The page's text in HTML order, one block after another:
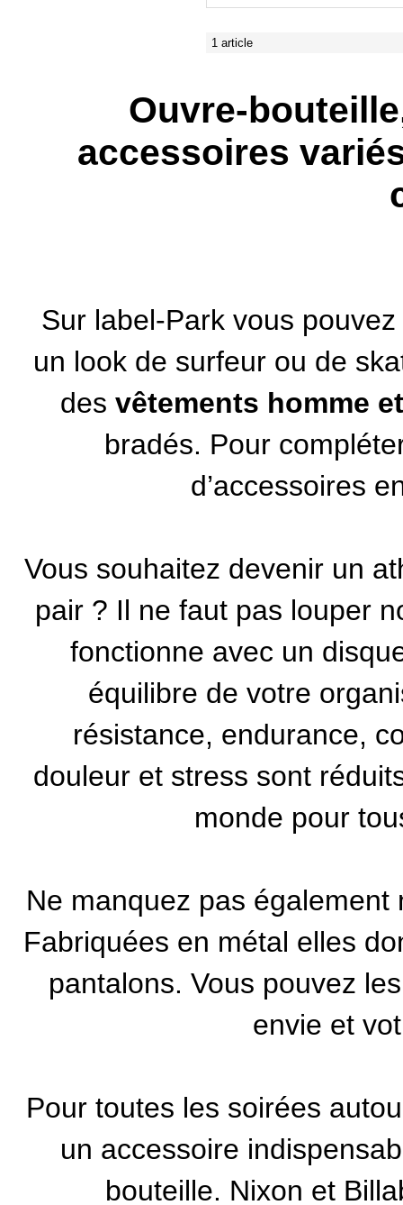
1 article
Ouvre-
accessoires
Sur label-Park vous
un look de surfeur ou de
des vêtements homme
bradés. Pour
d’accessoires
Vous souhaitez devenir un
pair ? Il ne faut pas louper
fonctionne avec un
équilibre de votre
résistance, endurance,
douleur et stress sont
monde pour
Ne manquez pas
Fabriquées en métal elles
pantalons. Vous pouvez
envie et
Pour toutes les soirées
un accessoire
bouteille. Nixon et